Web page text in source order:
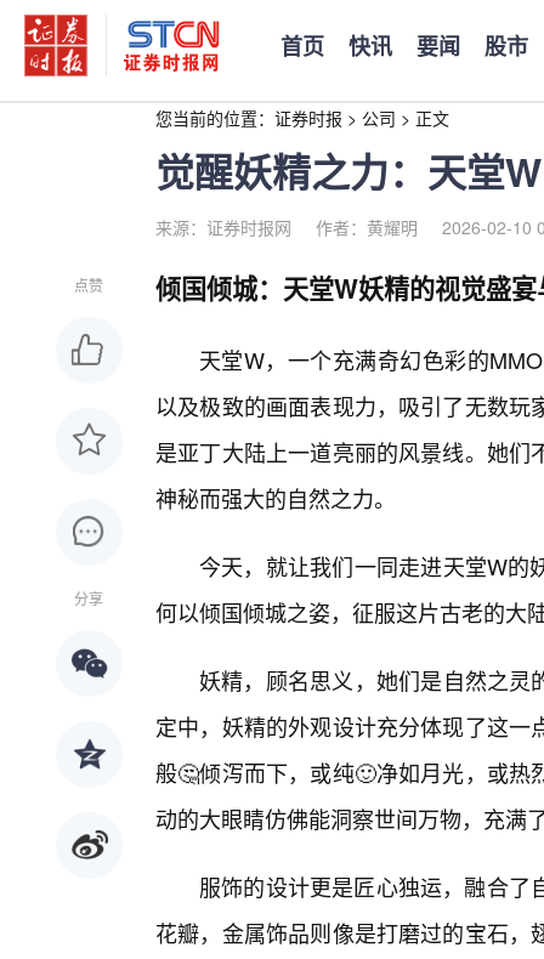
首页 快讯 要闻 股市
您当前的位置： 证券时报 > 公司 > 正文
觉醒妖精之力：天堂
来源：证券时报网 作者：黄耀明 2026-02-10
点赞
分享
倾国倾城：天堂W妖精的视觉盛
天堂W，一个充满奇幻色彩的
以及极致的画面表现力，吸引了无数
是亚丁大陆上一道亮丽的风景线。她
神秘而强大的自然之力。
今天，就让我们一同走进天堂W的
何以倾国倾城之姿，征服这片古老的大
妖精，顾名思义，她们是自然之
定中，妖精的外观设计充分体现了这
般🤔倾泻而下，或纯🙂净如月光，或
动的大眼睛仿佛能洞察世间万物，充满
服饰的设计更是匠心独运，融合
花瓣，金属饰品则像是打磨过的宝石